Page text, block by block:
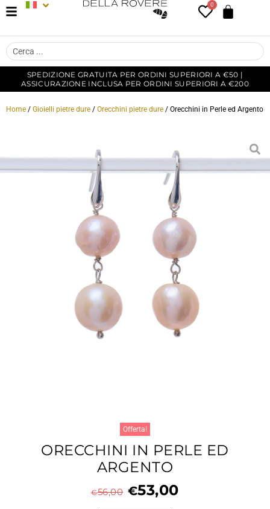
0
SPEDIZIONE GRATUITA PER ORDINI SUPERIORI A €50 |
ASSICURAZIONE INCLUSA PER ORDINI SUPERIORI A €200
Home / Gioielli pietre dure / Orecchini pietre dure / Orecchini in Perle ed Argento
Offerta!
ORECCHINI IN PERLE ED
ARGENTO
€56,00 €53,00